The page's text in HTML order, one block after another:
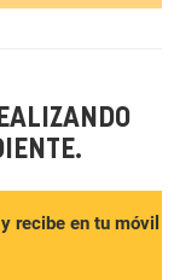
recibe en tu móvil